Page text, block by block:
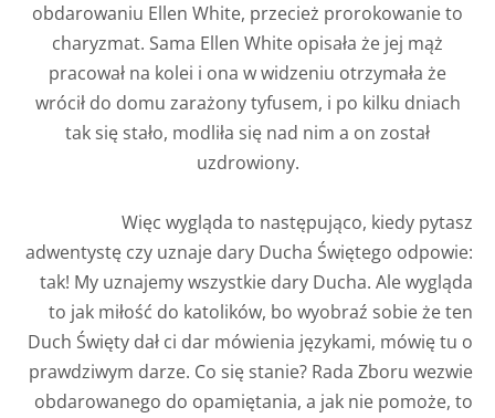
obdarowaniu Ellen White, przecież prorokowanie to
charyzmat. Sama Ellen White opisała że jej mąż
pracował na kolei i ona w widzeniu otrzymała że
wrócił do domu zarażony tyfusem, i po kilku dniach
tak się stało, modliła się nad nim a on został
uzdrowiony.
Więc wygląda to następująco, kiedy pytasz
adwentystę czy uznaje dary Ducha Świętego odpowie:
tak! My uznajemy wszystkie dary Ducha. Ale wygląda
to jak miłość do katolików, bo wyobraź sobie że ten
Duch Święty dał ci dar mówienia językami, mówię tu o
prawdziwym darze. Co się stanie? Rada Zboru wezwie
obdarowanego do opamiętania, a jak nie pomoże, to